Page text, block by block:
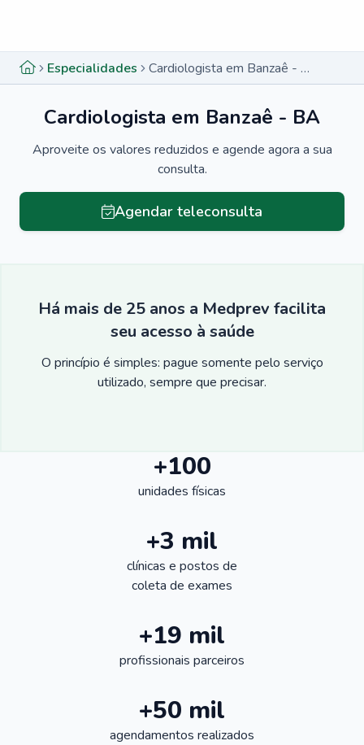
Especialidades Cardiologista em Banzaê - BA
Cardiologista em Banzaê - BA
Aproveite os valores reduzidos e agende agora a sua
consulta.
Agendar teleconsulta
Há mais de 25 anos a Medprev facilita
seu acesso à saúde
O princípio é simples: pague somente pelo serviço
utilizado, sempre que precisar.
+100
unidades físicas
+3 mil
clínicas e postos de
coleta de exames
+19 mil
profissionais parceiros
+50 mil
agendamentos realizados